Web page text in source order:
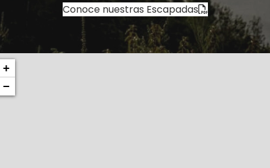
Conoce nuestras Escapadas
+
−